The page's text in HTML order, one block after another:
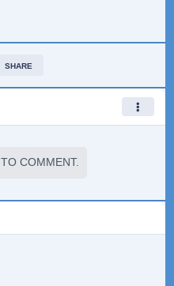
SHARE
TO COMMENT.